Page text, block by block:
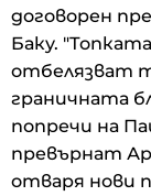
договорен
Баку.
отбелязват
граничната
попречи на
превърнат
отваря нови